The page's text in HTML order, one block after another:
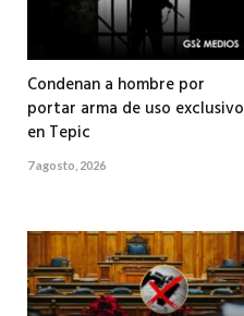
Condenan a hombre por
portar arma de uso exclusivo
en Tepic
7 agosto, 2026